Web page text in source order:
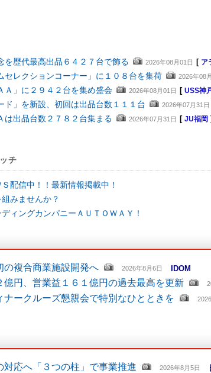
を歴代最高出品６４２７台で飾る 2026年08月01日 [ ア
セレクションコーナー」に１０８台を集荷 2026年08
Ａ」に２９４２台を集め盛会 2026年08月01日 [ USS神
ド」を新設、初回は出品台数１１１台 2026年07月31日
は出品台数２７８２台集まる 2026年07月31日 [ JU福岡 ]
チ
配信中！！最新情報掲載中！
みませんか？
ィングカンパニーＡＵＴＯＷＡＹ！
の複合商業施設開発へ 2026年8月6日 IDOM
億円、営業益１６１億円の過去最高を更新
ナークルーズ懇親会で特別なひとときを
対応へ「３つの柱」で事業推進 2026年8月5日